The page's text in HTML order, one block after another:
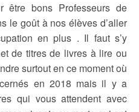
être bons Professeurs de
le goût à nos élèves d’aller
en plus . Il faut s’y
de titres de livres à lire ou
surtout en ce moment où
en 2018 mais il y a
qui vous attendent avec